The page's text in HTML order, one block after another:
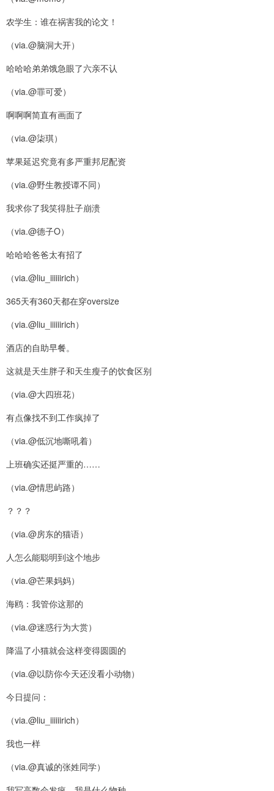
农学生：谁在祸害我的论文！
（via.@脑洞大开）
哈哈哈弟弟饿急眼了六亲不认
（via.@罪可爱）
啊啊啊简直有画面了
（via.@柒琪）
苹果延迟究竟有多严重邦尼配资
（via.@野生教授谭不同）
我求你了我笑得肚子崩溃
（via.@德子O）
哈哈哈爸爸太有招了
（via.@liu_iiiiiirich）
365天有360天都在穿oversize
（via.@liu_iiiiiirich）
酒店的自助早餐。
这就是天生胖子和天生瘦子的饮食区别
（via.@大四班花）
有点像找不到工作疯掉了
（via.@低沉地嘶吼着）
上班确实还挺严重的……
（via.@情思屿路）
？？？
（via.@房东的猫语）
人怎么能聪明到这个地步
（via.@芒果妈妈）
海鸥：我管你这那的
（via.@迷惑行为大赏）
降温了小猫就会这样变得圆圆的
（via.@以防你今天还没看小动物）
今日提问：
（via.@liu_iiiiiirich）
我也一样
（via.@真诚的张姓同学）